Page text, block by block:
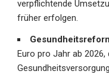
verpflichtende
früher erfolgen.
Euro pro Jahr ab